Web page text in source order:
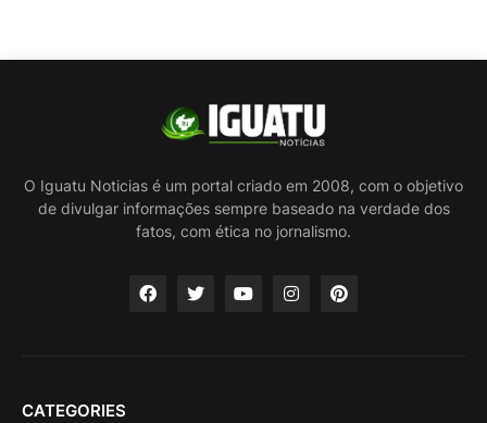
O Iguatu Noticias é um portal criado em 2008, com o objetivo
de divulgar informações sempre baseado na verdade dos
fatos, com ética no jornalismo.
CATEGORIES